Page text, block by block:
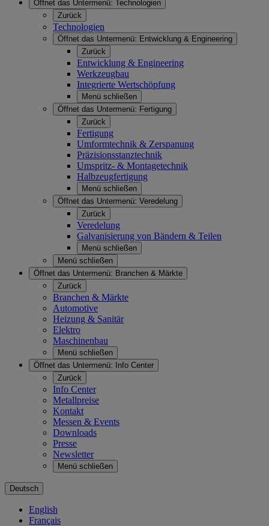
Öffnet das Untermenü: Technologien
Zurück
Technologien
Öffnet das Untermenü: Entwicklung & Engineering
Zurück
Entwicklung & Engineering
Werkzeugbau
Integrierte Wertschöpfung
Menü schließen
Öffnet das Untermenü: Fertigung
Zurück
Fertigung
Umformtechnik & Zerspanung
Präzisionsstanztechnik
Umspritz- & Montagetechnik
Halbzeugfertigung
Menü schließen
Öffnet das Untermenü: Veredelung
Zurück
Veredelung
Galvanisierung von Bändern & Teilen
Menü schließen
Menü schließen
Öffnet das Untermenü: Branchen & Märkte
Zurück
Branchen & Märkte
Automotive
Heizung & Sanitär
Elektro
Maschinenbau
Menü schließen
Öffnet das Untermenü:
Info Center
Zurück
Info Center
Metallpreise
Kontakt
Messen & Events
Downloads
Presse
Newsletter
Menü schließen
Deutsch
English
Français